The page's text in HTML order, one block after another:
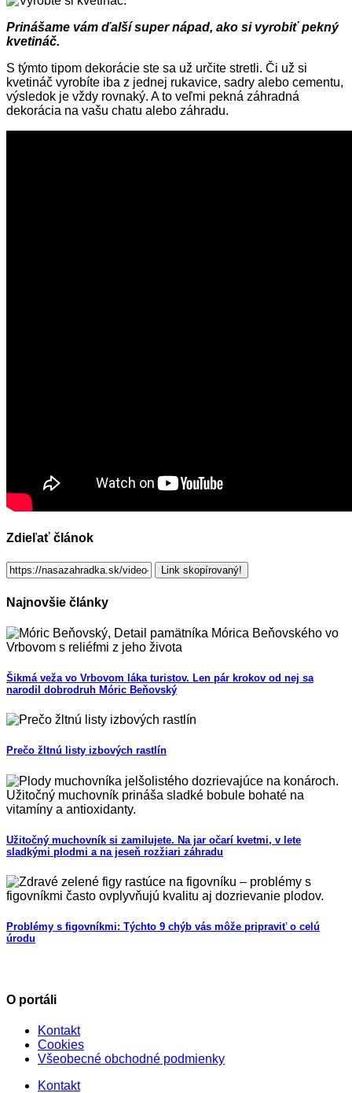
Prinášame vám ďalší super nápad, ako si vyrobiť pekný
kvetináč.
S týmto tipom dekorácie ste sa už určite stretli. Či už si
kvetináč vyrobíte iba z jednej rukavice, sadry alebo cementu,
výsledok je vždy rovnaký. A to veľmi pekná záhradná
dekorácia na vašu chatu alebo záhradu.
Zdieľať článok
Link skopírovaný!
Najnovšie články
Šikmá veža vo Vrbovom láka turistov. Len pár krokov od nej sa
narodil dobrodruh Móric Beňovský
Prečo žltnú listy izbových rastlín
Užitočný muchovník si zamilujete. Na jar očarí kvetmi, v lete
sladkými plodmi a na jeseň rozžiari záhradu
Problémy s figovníkmi: Týchto 9 chýb vás môže pripraviť o celú
úrodu
O portáli
Kontakt
Cookies
Všeobecné obchodné podmienky
Kontakt